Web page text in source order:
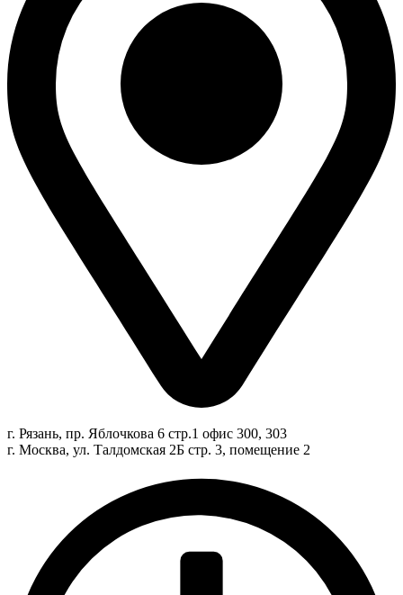
г. Рязань, пр. Яблочкова 6 стр.1 офис 300, 303
г. Москва, ул. Талдомская 2Б стр. 3, помещение 2